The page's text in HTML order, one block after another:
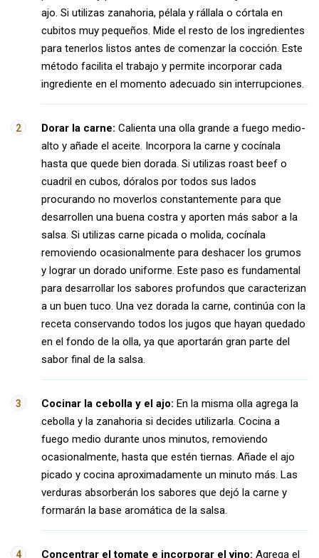
ajo. Si utilizas zanahoria, pélala y rállala o córtala en
cubitos muy pequeños. Mide el resto de los ingredientes
para tenerlos listos antes de comenzar la cocción. Este
método facilita el trabajo y permite incorporar cada
ingrediente en el momento adecuado sin interrupciones.
Dorar la carne: Calienta una olla grande a fuego medio-
alto y añade el aceite. Incorpora la carne y cocínala
hasta que quede bien dorada. Si utilizas roast beef o
cuadril en cubos, dóralos por todos sus lados
procurando no moverlos constantemente para que
desarrollen una buena costra y aporten más sabor a la
salsa. Si utilizas carne picada o molida, cocínala
removiendo ocasionalmente para deshacer los grumos
y lograr un dorado uniforme. Este paso es fundamental
para desarrollar los sabores profundos que caracterizan
a un buen tuco. Una vez dorada la carne, continúa con la
receta conservando todos los jugos que hayan quedado
en el fondo de la olla, ya que aportarán gran parte del
sabor final de la salsa.
Cocinar la cebolla y el ajo: En la misma olla agrega la
cebolla y la zanahoria si decides utilizarla. Cocina a
fuego medio durante unos minutos, removiendo
ocasionalmente, hasta que estén tiernas. Añade el ajo
picado y cocina aproximadamente un minuto más. Las
verduras absorberán los sabores que dejó la carne y
formarán la base aromática de la salsa.
Concentrar el tomate e incorporar el vino: Agrega el